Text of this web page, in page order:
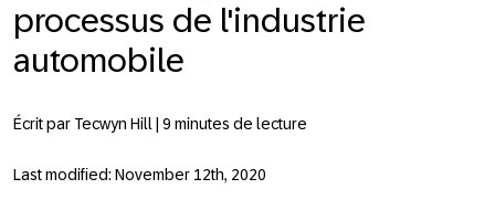
processus de l'industrie
automobile
Écrit par Tecwyn Hill | 9 minutes de lecture
Last modified: November 12th, 2020